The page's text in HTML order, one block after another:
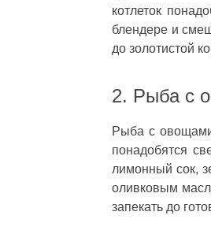
котлеток
блендере и
до золотистой
2. Рыба с
Рыба с
понадобятся
лимонный сок,
оливковым
запекать до